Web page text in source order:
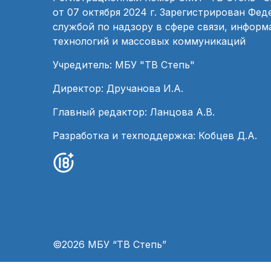
от 07 октября 2024 г. Зарегистрирован
службой по надзору в сфере связи,
технологий и массовых коммуникаций
Учредитель: МБУ "ТВ Степь"
Директор: Дручанова И.А.
Главный редактор: Ланцова А.В.
Разработка и техподдержка: Кобцев Д.А.
©2026 МБУ “ТВ Степь”